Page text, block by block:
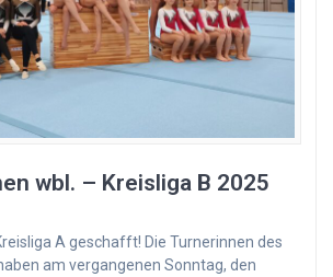
wbl. – Kreisliga B 2025
A geschafft! Die Turnerinnen des
am vergangenen Sonntag, den